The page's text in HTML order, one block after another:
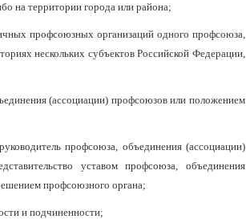
на территории города или района;
профсоюзных организаций одного профсоюза,
нескольких субъектов Российской Федерации,
(ассоциации) профсоюзов или положением
профсоюза, объединения (ассоциации)
уставом профсоюза, объединения
профсоюзного органа;
и подчиненности;